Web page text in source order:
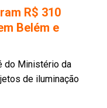
R$ 310
Belém e
do Ministério da
de iluminação